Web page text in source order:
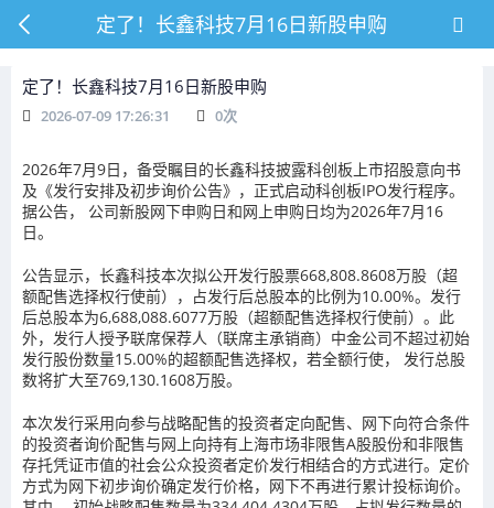
定了！长鑫科技7月16日新股申购
定了！长鑫科技7月16日新股申购
2026-07-09 17:26:31 0次
2026年7月9日，备受瞩目的长鑫科技披露科创板上市招股意向书
及《发行安排及初步询价公告》，正式启动科创板IPO发行程序。
据公告， 公司新股网下申购日和网上申购日均为2026年7月16
日。
公告显示，长鑫科技本次拟公开发行股票668,808.8608万股（超
额配售选择权行使前），占发行后总股本的比例为10.00%。发行
后总股本为6,688,088.6077万股（超额配售选择权行使前）。此
外，发行人授予联席保荐人（联席主承销商）中金公司不超过初始
发行股份数量15.00%的超额配售选择权，若全额行使， 发行总股
数将扩大至769,130.1608万股。
本次发行采用向参与战略配售的投资者定向配售、网下向符合条件
的投资者询价配售与网上向持有上海市场非限售A股股份和非限售
存托凭证市值的社会公众投资者定价发行相结合的方式进行。定价
方式为网下初步询价确定发行价格，网下不再进行累计投标询价。